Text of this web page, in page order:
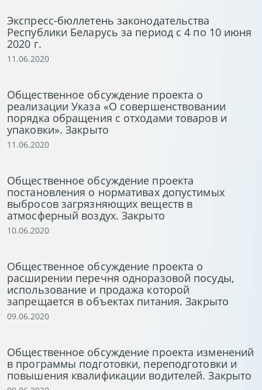
Экспресс-бюллетень законодательства
Республики Беларусь за период с 4 по 10 июня
2020 г.
11.06.2020
Общественное обсуждение проекта о
реализации Указа «О совершенствовании
порядка обращения с отходами товаров и
упаковки». Закрыто
11.06.2020
Общественное обсуждение проекта
постановления о нормативах допустимых
выбросов загрязняющих веществ в
атмосферный воздух. Закрыто
10.06.2020
Общественное обсуждение проекта о
расширении перечня одноразовой посуды,
использование и продажа которой
запрещается в объектах питания. Закрыто
09.06.2020
Общественное обсуждение проекта изменений
в программы подготовки, переподготовки и
повышения квалификации водителей. Закрыто